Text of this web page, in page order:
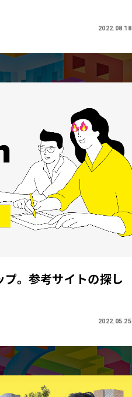
2022.08.18
。参考サイトの探し
2022.05.25